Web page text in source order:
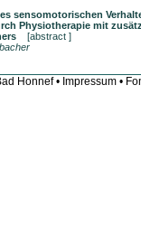
sensomotorischen
Physiotherapie mit
[abstract ]
Honnef • Impressum •